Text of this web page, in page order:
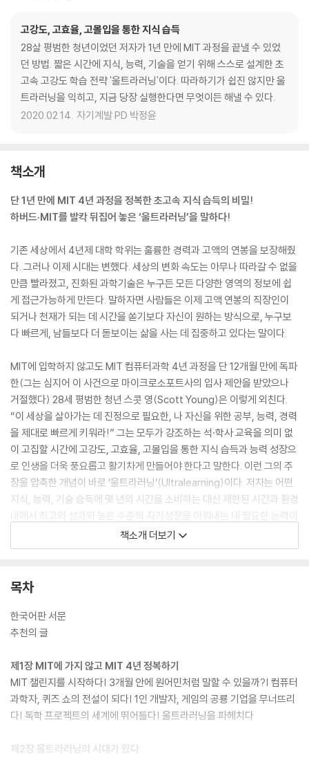
고강도, 고효율, 고몰입을 통한 지식 습득
28살 평범한 청년이었던 저자가 1년 만에 MIT 과정을 끝낼 수 있었
던 방법. 짧은 시간에 지식, 능력, 기술을 얻기 위해 스스로 설계한 초
고속 고강도 학습 전략 '울트라러닝'이다. 따라하기가 쉽진 않지만 울
트라러닝을 익히고, 지금 당장 실행한다면 무엇이든 해낼 수 있다.
2020.02.14. 자기계발 PD 박정윤
책소개
단 1년 만에 MIT 4년 과정을 정복한 초고속 지식 습득의 비밀!
하버드·MIT를 발칵 뒤집어 놓은 ‘울트라러닝’을 말하다!
기존 세상에서 4년제 대학 학위는 훌륭한 경력과 고액의 연봉을 보장해줬
다. 그러나 이제 시대는 변했다. 세상의 변화 속도는 아무나 따라갈 수 없을
만큼 빨라졌고, 진화된 과학기술은 누구든 모든 다양한 영역의 정보에 쉽
게 접근가능하게 만든다. 말하자면 사람들은 이제 고액 연봉의 직장인이
되거나 천재가 되는 데 시간을 쏟기보다 자신이 원하는 방식으로, 누구보
다 빠르게, 남들보다 더 돋보이는 삶을 사는 데 집중하고 있다는 말이다.
MIT에 입학하지 않고도 MIT 컴퓨터과학 4년 과정을 단 12개월 만에 독파
한(그는 심지어 이 사건으로 마이크로소포트사의 입사 제안을 받았으나
거절했다) 28세 평범한 청년 스콧 영(Scott Young)은 이렇게 외친다.
“이 세상을 살아가는 데 진정으로 필요한, 나 자신을 위한 공부, 능력, 경력
을 제대로 빠르게 키워라!” 그는 모두가 강조하는 석·학사 교육을 의미 없
이 고집할 시간에 고강도, 고효율, 고몰입을 통한 지식 습득과 능력 성장으
로 인생을 더욱 풍요롭고 활기차게 만들어야 한다고 말한다. 이런 그의 주
장을 압축한 개념이 바로 ‘울트라러닝’(Ultralearning)이다. 저자는 어떤
지식, 능력, 기술 습득에 몇 년의 시간을 소비하는 대신 제한된 시간과 환경
내에서 최고의 성과와 높은 수준의 자기성장을 이뤄내는 데 필요한 능력이
바로 울트라러닝이며, 무한경쟁 시대에 꼭 필요한 능력이라고 강조한다.
한 지식을 얻는 초학습법인 울트라러닝의 9가지 절대 법칙과 함께, 다양한
들에게 매우 유용하고 실천 가능한 조언들이 가득 담겨 있다.
책소개 더보기
목차
한국어판 서문
추천의 글
제1장 MIT에 가지 않고 MIT 4년 정복하기
MIT 챌린지를 시작하다| 3개월 안에 원어민처럼 말할 수 있을까?| 컴퓨터
과학자, 퀴즈 쇼의 전설이 되다| 1인 개발자, 게임의 공룡 기업을 무너뜨리
다| 독학 프로젝트의 세계에 뛰어들다| 울트라러닝을 파헤치다
제2장 울트라러닝의 시대가 왔다